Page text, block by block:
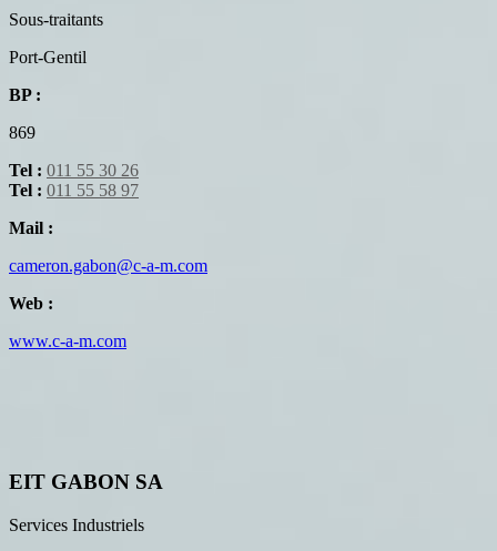
Sous-traitants
Port-Gentil
BP :
869
Tel : 011 55 30 26
Tel : 011 55 58 97
Mail :
cameron.gabon@c-a-m.com
Web :
www.c-a-m.com
EIT GABON SA
Services Industriels